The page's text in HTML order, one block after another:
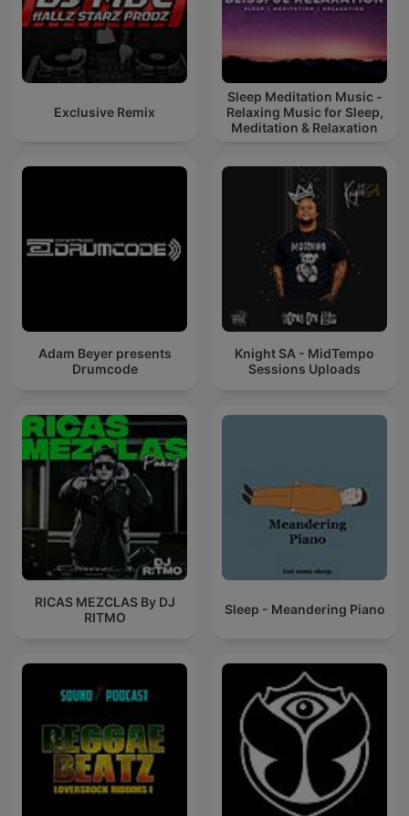
Exclusive Remix
Sleep Meditation Music -
Relaxing Music for Sleep,
Meditation & Relaxation
Adam Beyer presents
Drumcode
Knight SA - MidTempo
Sessions Uploads
RICAS MEZCLAS By DJ
RITMO
Sleep - Meandering Piano